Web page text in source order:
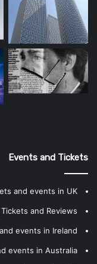
Events and Tickets
and events in UK
and Reviews
events in Ireland
events in Australia